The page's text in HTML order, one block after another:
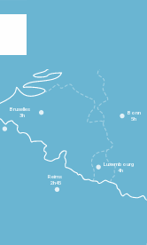
Reims
2h45
Bruxelles
3h
Bonn
5h
Luxembourg
4h